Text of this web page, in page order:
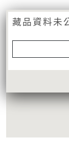
藏品資料未